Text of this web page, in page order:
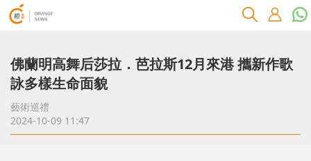
佛蘭明高舞后莎拉．芭拉斯12月來港 攜新作歌
詠多樣生命面貌
藝術巡禮
2024-10-09 11:47